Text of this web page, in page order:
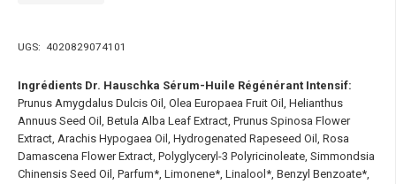
UGS: 4020829074101
Ingrédients Dr. Hauschka Sérum-Huile Régénérant Intensif:
Prunus Amygdalus Dulcis Oil, Olea Europaea Fruit Oil, Helianthus
Annuus Seed Oil, Betula Alba Leaf Extract, Prunus Spinosa Flower
Extract, Arachis Hypogaea Oil, Hydrogenated Rapeseed Oil, Rosa
Damascena Flower Extract, Polyglyceryl-3 Polyricinoleate, Simmondsia
Chinensis Seed Oil, Parfum*, Limonene*, Linalool*, Benzyl Benzoate*,